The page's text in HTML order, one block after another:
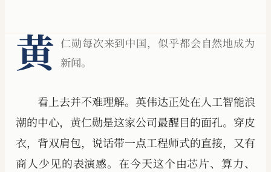
黄 仁勋每次来到中国，似乎都会自然地成为
新闻。
看上去并不难理解。英伟达正处在人工智能浪
潮的中心，黄仁勋是这家公司最醒目的面孔。穿皮
衣，背双肩包，说话带一点工程师式的直接，又有
商人少见的表演感。在今天这个由芯片、算力、